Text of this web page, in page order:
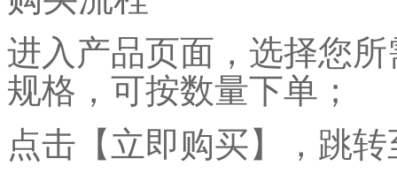
进入产品页面，选择您
规格，可按数量下单；
点击【立即购买】，跳